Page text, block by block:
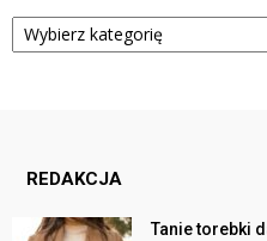
Kategorie
REDAKCJA
Tanie torebki